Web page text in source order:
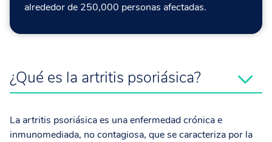
alrededor de 250,000 personas afectadas.
¿Qué es la artritis psoriásica?
La artritis psoriásica es una enfermedad crónica e
inmunomediada, no contagiosa, que se caracteriza por la